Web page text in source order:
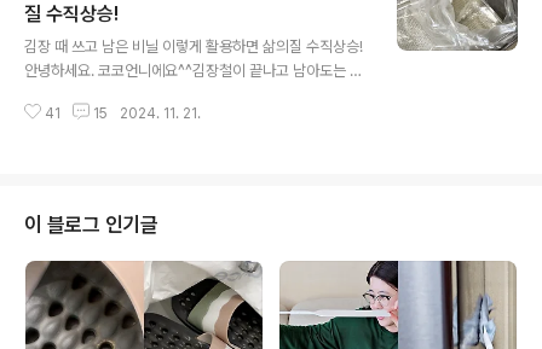
고 요리해서 바로 먹지 않으면 오래 보관하기가 어려워요.
무를 잘못 보관하면 단맛도 빠지고 아삭한 식감이 금세 물
러 버리는데요. 무를 가장 오래, 맛있게 먹는 방법이 있어
로 깨끗하게 씻어서 준비해주시고요. 무를 적당한 크기로
질 수직상승!
김장 때 쓰고 남은 비닐 이렇게 활용하면 삶의질 수직상승!
안녕하세요. 코코언니에요^^김장철이 끝나고 남아도는 김
거용 비닐로 쓰고 버려지기도 하는데요. 남은 김장비닐
겨서 마음만 먹으면 여러번 재활용도 가능하답니다. 크기
에 맞는 물건을 넣어서 보관용 커버로 사용해도 좋고요.
이불 보관할 때 자주 사용하는 압축팩 대신 김장비닐을 사
용해도 딱 좋더라고요. 그리고 저의 최애 김장비닐 활용
법! 주방후드필터 세척할 때 써보세요. 기름때 가득 낀 주
방후드필터를 뜨거운 물로 헹군..
41 15 2024. 11. 21.
이 블로그 인기글